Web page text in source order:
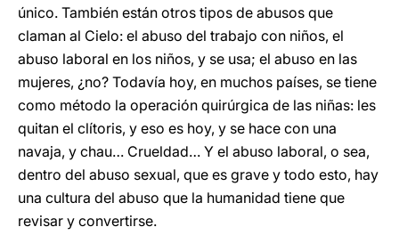
único. También están otros tipos de abusos que
claman al Cielo: el abuso del trabajo con niños, el
abuso laboral en los niños, y se usa; el abuso en las
mujeres, ¿no? Todavía hoy, en muchos países, se tiene
como método la operación quirúrgica de las niñas: les
quitan el clítoris, y eso es hoy, y se hace con una
navaja, y chau… Crueldad… Y el abuso laboral, o sea,
dentro del abuso sexual, que es grave y todo esto, hay
una cultura del abuso que la humanidad tiene que
revisar y convertirse.